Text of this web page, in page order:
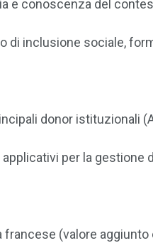
e conoscenza del
di inclusione sociale,
donor istituzionali
per la gestione
(valore aggiunto